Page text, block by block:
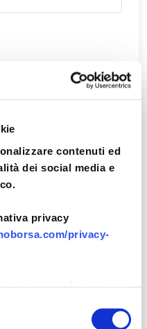
contenuti ed
dei social media e
privacy
privacy-
pubblicità e social